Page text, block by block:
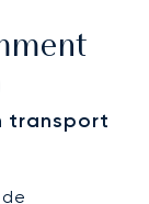
transport